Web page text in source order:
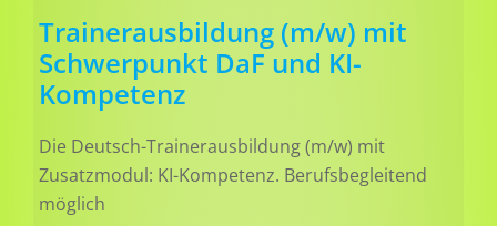
Trainerausbildung (m/w) mit
Schwerpunkt DaF und KI-
Kompetenz
Die Deutsch-Trainerausbildung (m/w) mit
Zusatzmodul: KI-Kompetenz. Berufsbegleitend
möglich